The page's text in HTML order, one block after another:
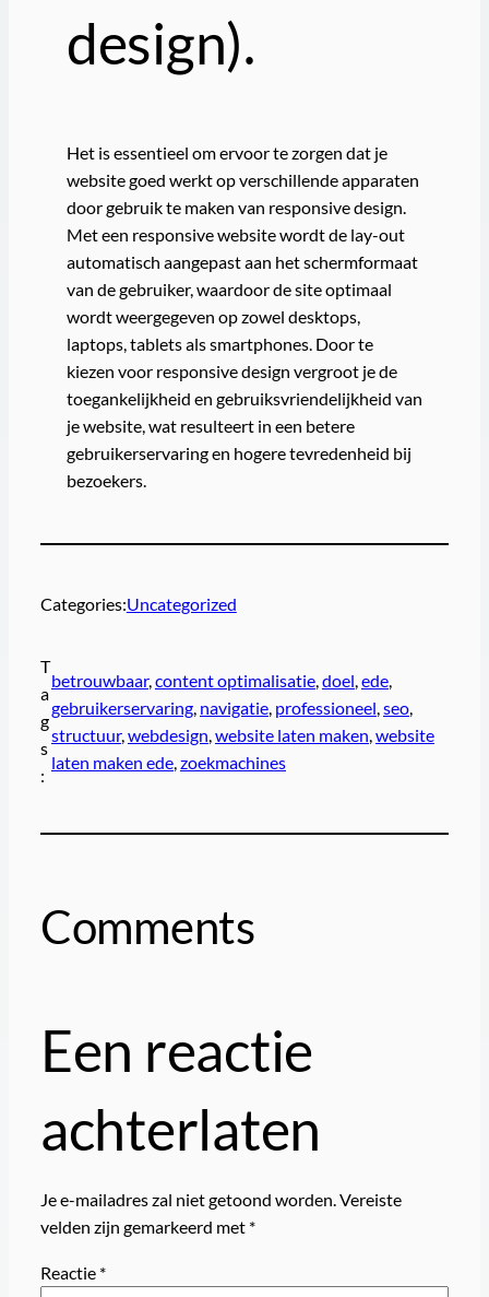
design).
Het is essentieel om ervoor te zorgen dat je
website goed werkt op verschillende apparaten
door gebruik te maken van responsive design.
Met een responsive website wordt de lay-out
automatisch aangepast aan het schermformaat
van de gebruiker, waardoor de site optimaal
wordt weergegeven op zowel desktops,
laptops, tablets als smartphones. Door te
kiezen voor responsive design vergroot je de
toegankelijkheid en gebruiksvriendelijkheid van
je website, wat resulteert in een betere
gebruikerservaring en hogere tevredenheid bij
bezoekers.
Categories:Uncategorized
T
a
g
s
:
betrouwbaar, content optimalisatie, doel ede
gebruikerservaring, navigatie, professioneel seo
structuur, webdesign website laten maken website
laten maken ede, zoekmachines
Comments
Een reactie
achterlaten
Je e-mailadres zal niet getoond worden.Vereiste
velden zijn gemarkeerd met *
Reactie *